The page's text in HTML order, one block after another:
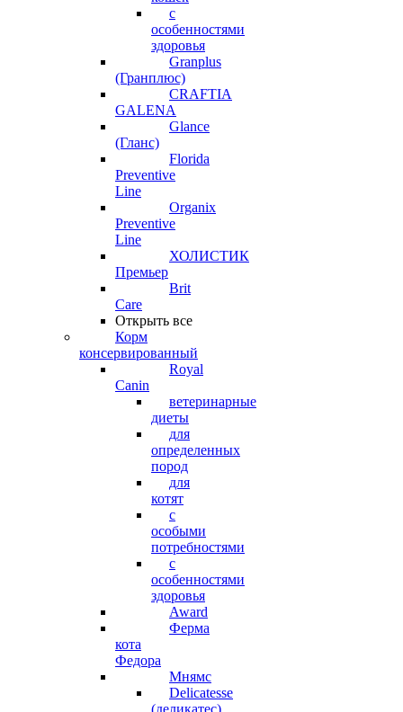
с
особенностями
здоровья
Granplus
(Гранплюс)
CRAFTIA
GALENA
Glance
(Гланс)
Florida
Preventive
Line
Organix
Preventive
Line
ХОЛИСТИК
Премьер
Brit
Care
Открыть все
Корм
консервированный
Royal
Canin
ветеринарные
диеты
для
определенных
пород
для
котят
с
особыми
потребностями
с
особенностями
здоровья
Award
Ферма
кота
Федора
Мнямс
Delicatesse
(деликатес)